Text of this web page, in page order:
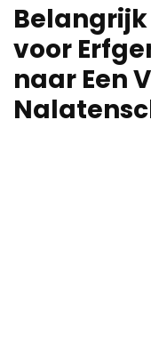
voor
naar Een